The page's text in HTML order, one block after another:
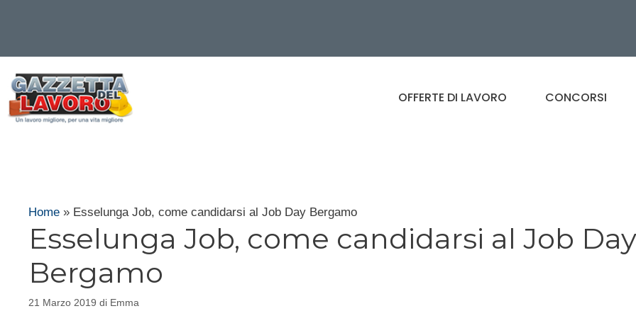
contenuto
OFFERTE DI LAVORO CONCORSI
Home » Esselunga Job, come candidarsi al Job Day Bergamo
Esselunga Job, come candidarsi al Job Day
Bergamo
21 Marzo 2019 di Emma